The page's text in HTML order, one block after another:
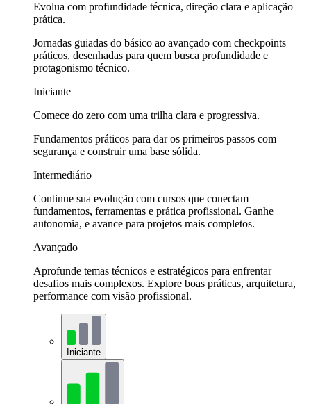
Evolua com profundidade técnica, direção clara e aplicação
prática.
Jornadas guiadas do básico ao avançado com checkpoints
práticos, desenhadas para quem busca profundidade e
protagonismo técnico.
Iniciante
Comece do zero com uma trilha clara e progressiva.
Fundamentos práticos para dar os primeiros passos com
segurança e construir uma base sólida.
Intermediário
Continue sua evolução com cursos que conectam
fundamentos, ferramentas e prática profissional. Ganhe
autonomia, e avance para projetos mais completos.
Avançado
Aprofunde temas técnicos e estratégicos para enfrentar
desafios mais complexos. Explore boas práticas, arquitetura,
performance com visão profissional.
Iniciante